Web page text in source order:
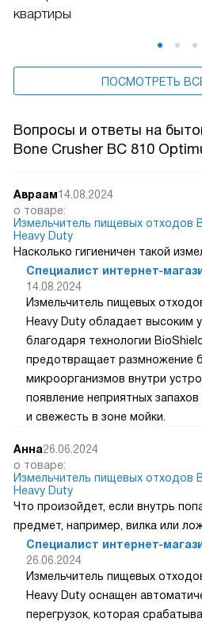
квартиры
ПОСМОТРЕТЬ
Вопросы и ответы на
Bone Crusher BC 810
Авраам14.08.2024
о товаре:
Измельчитель пищевых отходов
Heavy Duty
Насколько гигиеничен такой
Специалист интернет-
14.08.2024
Измельчитель пищевых
Heavy Duty обладает высоким
благодаря технологии
предотвращает размножение
микроорганизмов внутри
появление неприятных
и свежесть в зоне мойки.
Анна26.06.2024
о товаре:
Измельчитель пищевых отходов
Heavy Duty
Что произойдет, если внутрь
предмет, например, вилка или
Специалист интернет-
26.06.2024
Измельчитель пищевых
Heavy Duty оснащен
перегрузок, которая